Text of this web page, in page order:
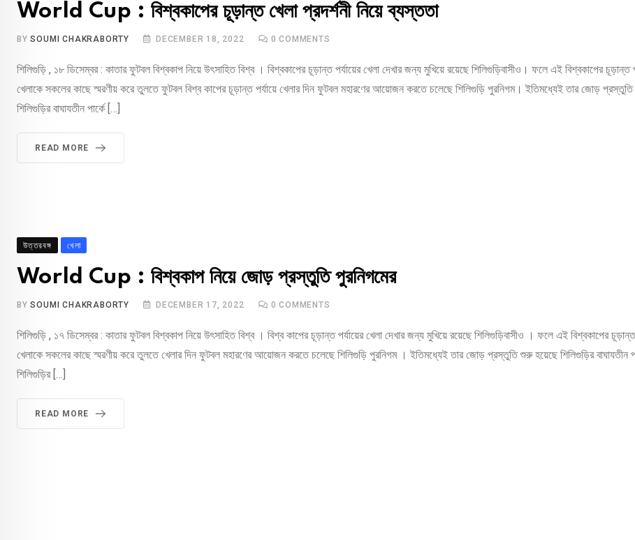
World Cup : বিশ্বকাপের চূড়ান্ত খেলা প্রদর্শনী নিয়ে ব্যস্ততা
BYSOUMI CHAKRABORTY DECEMBER 18, 2022 0 COMMENTS
শিলিগুড়ি , ১৮ ডিসেম্বর : কাতার ফুটবল বিশ্বকাপ নিয়ে উৎসাহিত বিশ্ব । বিশ্বকাপের চূড়ান্ত পর্যায়ের খেলা দেখার জন্য মুখিয়ে রয়েছে শিলিগুড়িবাসীও। ফলে এই বিশ্বকাপের চূড়ান্ত
খেলাকে সকলের কাছে স্মরণীয় করে তুলতে ফুটবল বিশ্ব কাপের চূড়ান্ত পর্যায়ে খেলার দিন ফুটবল মহারণের আয়োজন করতে চলেছে শিলিগুড়ি পুরনিগম। ইতিমধ্যেই তার জোড়
শিলিগুড়ির বাঘাযতীন পার্কে […]
READ MORE
উত্তরবঙ্গ খেলা
World Cup : বিশ্বকাপ নিয়ে জোড় প্রস্তুতি পুরনিগমের
BYSOUMI CHAKRABORTY DECEMBER 17, 2022 0 COMMENTS
শিলিগুড়ি , ১৭ ডিসেম্বর : কাতার ফুটবল বিশ্বকাপ নিয়ে উৎসাহিত বিশ্ব । বিশ্ব কাপের চূড়ান্ত পর্যায়ের খেলা দেখার জন্য মুখিয়ে রয়েছে শিলিগুড়িবাসীও । ফলে এই বিশ্বকাপের চূড়ান্ত
খেলাকে সকলের কাছে স্মরণীয় করে তুলতে খেলার দিন ফুটবল মহারণের আয়োজন করতে চলেছে শিলিগুড়ি পুরনিগম । ইতিমধ্যেই তার জোড় প্রস্তুতি শুরু হয়েছে শিলিগুড়ির বাঘাযতীন
শিলিগুড়ির […]
READ MORE